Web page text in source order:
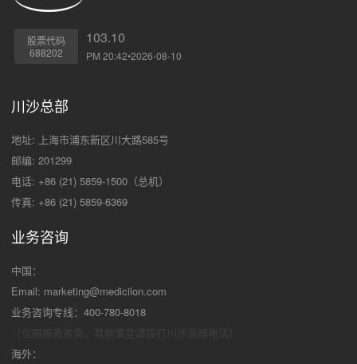
股票代码
688202
103.10
PM 20:42•2026-08-10
川沙总部
地址: 上海市浦东新区川大路585号
邮编: 201299
电话: +86 (21) 5859-1500（总机）
传真: +86 (21) 5859-6369
业务咨询
中国：
Email: marketing@medicilon.com
业务咨询专线：400-780-8018
海外：